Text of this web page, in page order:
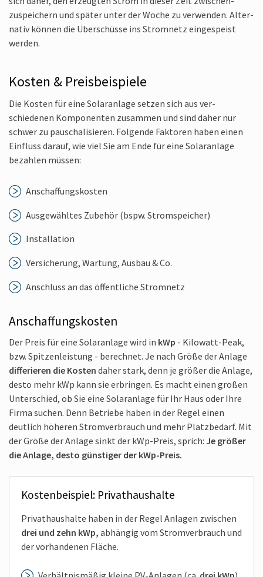
zuspeichern und später unter der Woche zu ver­wenden. Alter­
nativ können die Über­schüsse ins Strom­netz ein­gespeist
werden.
Kosten & Preis­beispiele
Die Kosten für eine Solar­anlage setzen sich aus ver­
schiedenen Kom­ponenten zusammen und sind daher nur
schwer zu pauschali­sieren. Folgende Faktoren haben einen
Ein­fluss darauf, wie viel Sie am Ende für eine Solar­anlage
bezahlen müssen:
Anschaffungs­kosten
Aus­gewähltes Zubehör (bspw. Strom­speicher)
In­stallation
Ver­sicherung, Wartung, Ausbau & Co.
Anschluss an das öffent­liche Stromnetz
Anschaffungs­kosten
Der Preis für eine Solar­anlage wird in kWp - Kilo­watt-Peak,
bzw. Spitzen­leistung - berechnet. Je nach Größe der Anlage
differieren die Kosten daher stark, denn je größer die Anlage,
desto mehr kWp kann sie erbringen. Es macht einen großen
Unter­schied, ob Sie eine Solar­anlage für Ihr Haus oder Ihre
Firma suchen. Denn Betriebe haben in der Regel einen
deutlich höheren Strom­verbrauch und mehr Platz­bedarf. Mit
der Größe der Anlage sinkt der kWp-Preis, sprich: Je größer
die Anlage, desto günstiger der kWp-Preis.
Kosten­beispiel: Privat­haushalte
Privat­haushalte haben in der Regel Anlagen zwischen
drei und zehn kWp, abhängig vom Strom­verbrauch und
der vor­handenen Fläche.